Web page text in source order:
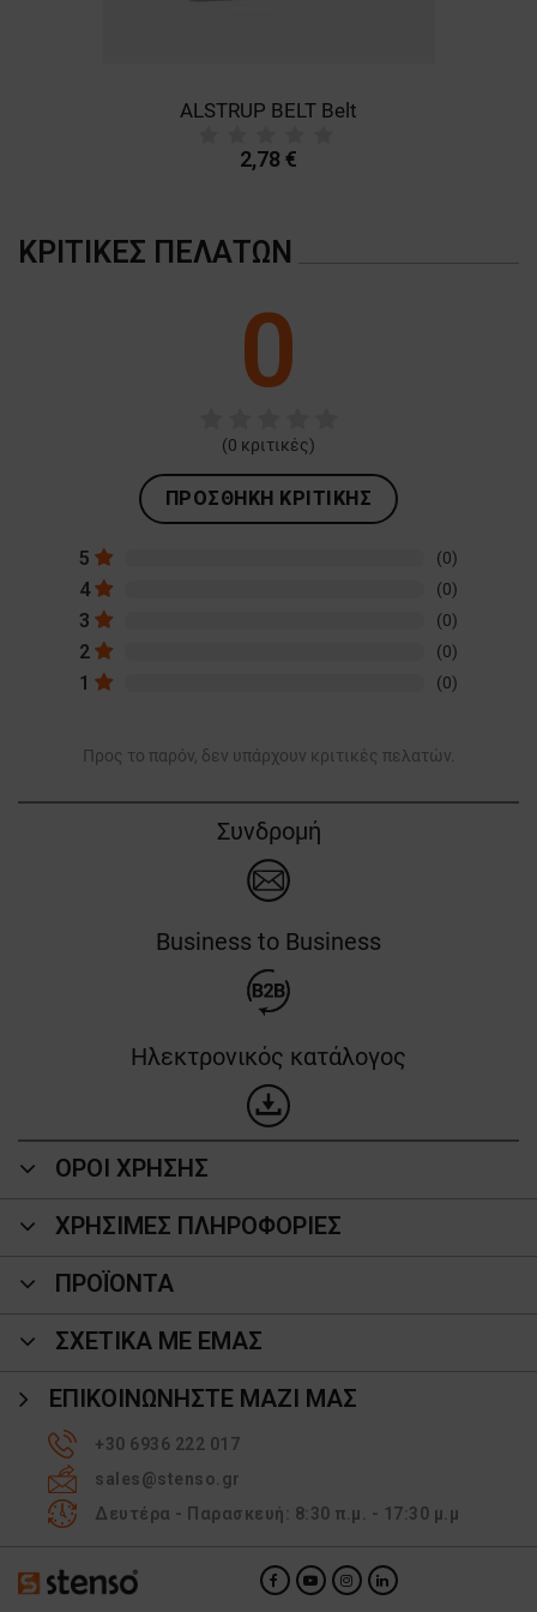
ALSTRUP BELT Belt
2,78 €
ΚΡΙΤΙΚΈΣ ΠΕΛΑΤΏΝ
0
(0 κριτικές)
ΠΡΟΣΘΉΚΗ ΚΡΙΤΙΚΉΣ
5 (0)
4 (0)
3 (0)
2 (0)
1 (0)
Προς το παρόν, δεν υπάρχουν κριτικές πελατών.
Συνδρομή
Business to Business
Ηλεκτρονικός κατάλογος
ΟΡΟΙ ΧΡΗΣΗΣ
ΧΡΗΣΙΜΕΣ ΠΛΗΡΟΦΟΡΙΕΣ
ΠΡΟΪΌΝΤΑ
ΣΧΕΤΙΚΑ ΜΕ ΕΜΑΣ
ΕΠΙΚΟΙΝΩΝΉΣΤΕ ΜΑΖΊ ΜΑΣ
+30 6936 222 017
sales@stenso.gr
Δευτέρα - Παρασκευή: 8:30 π.μ. - 17:30 μ.μ